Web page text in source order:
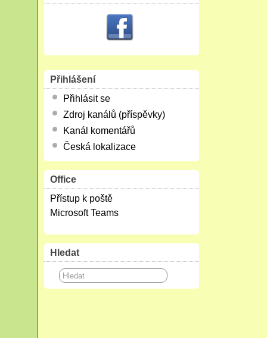
Přihlášení
Přihlásit se
Zdroj kanálů (příspěvky)
Kanál komentářů
Česká lokalizace
Office
Přístup k poště
Microsoft Teams
Hledat